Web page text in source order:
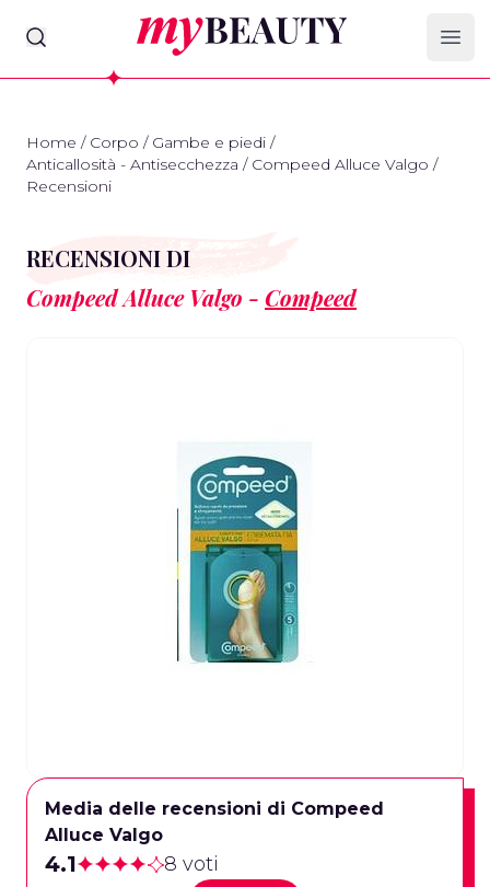
myBeauty
Home / Corpo / Gambe e piedi /
Anticallosità - Antisecchezza / Compeed Alluce Valgo /
Recensioni
RECENSIONI DI
Compeed Alluce Valgo - Compeed
Media delle recensioni di Compeed
Alluce Valgo
4.1 8 voti